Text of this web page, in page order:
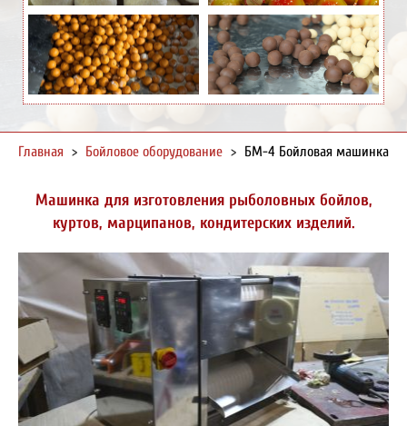
Главная > Бойловое оборудование > БМ-4 Бойловая машинка
Машинка для изготовления рыболовных бойлов,
куртов, марципанов, кондитерских изделий.